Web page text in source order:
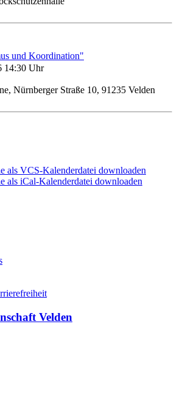
und Koordination"
14:30 Uhr
Nürnberger Straße 10, 91235 Velden
als VCS-Kalenderdatei downloaden
als iCal-Kalenderdatei downloaden
Velden